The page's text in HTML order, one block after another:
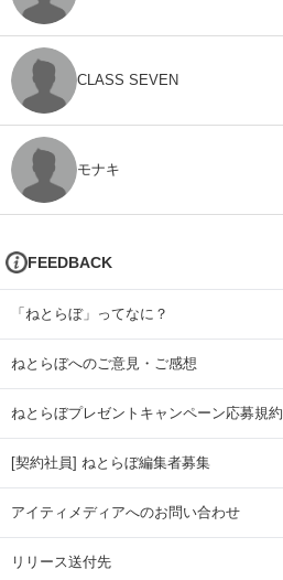
CLASS SEVEN
モナキ
FEEDBACK
「ねとらぼ」ってなに？
ねとらぼへのご意見・ご感想
ねとらぼプレゼントキャンペーン応募規約
[契約社員] ねとらぼ編集者募集
アイティメディアへのお問い合わせ
リリース送付先